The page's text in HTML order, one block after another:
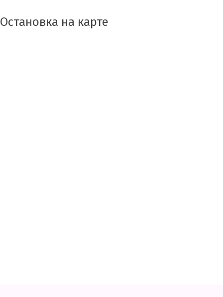
Остановка на карте